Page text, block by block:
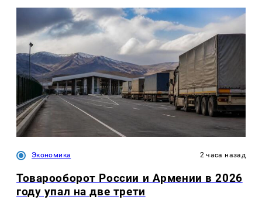
Экономика 2 часа назад
Товарооборот России и Армении в 2026
году упал на две трети